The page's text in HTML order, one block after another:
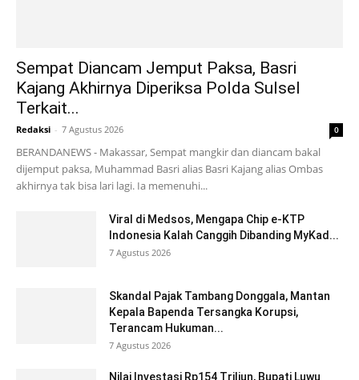
Sempat Diancam Jemput Paksa, Basri
Kajang Akhirnya Diperiksa Polda Sulsel
Terkait...
Redaksi - 7 Agustus 2026 0
BERANDANEWS - Makassar, Sempat mangkir dan diancam bakal
dijemput paksa, Muhammad Basri alias Basri Kajang alias Ombas
akhirnya tak bisa lari lagi. Ia memenuhi...
Viral di Medsos, Mengapa Chip e-KTP
Indonesia Kalah Canggih Dibanding MyKad...
7 Agustus 2026
Skandal Pajak Tambang Donggala, Mantan
Kepala Bapenda Tersangka Korupsi,
Terancam Hukuman...
7 Agustus 2026
Nilai Investasi Rp154 Triliun, Bupati Luwu